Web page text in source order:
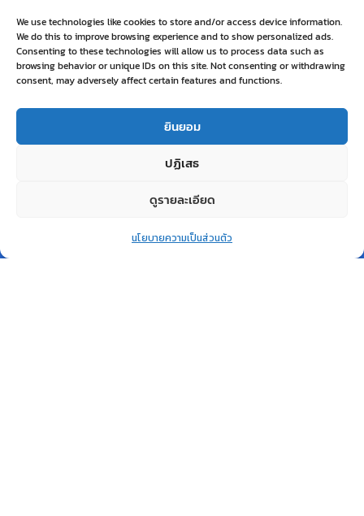
We use technologies like cookies to store and/or access device information.
We do this to improve browsing experience and to show personalized ads.
Consenting to these technologies will allow us to process data such as
browsing behavior or unique IDs on this site. Not consenting or withdrawing
consent, may adversely affect certain features and functions.
ยินยอม
ปฏิเสธ
ดูรายละเอียด
นโยบายความเป็นส่วนตัว
อ่านเพิ่ม
Related products
หยิบใส่ตะกร้า
Wishlist